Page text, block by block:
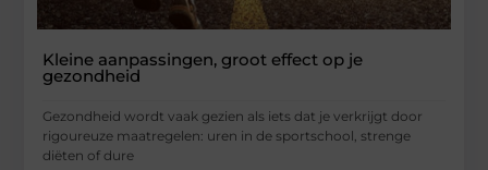
Kleine aanpassingen, groot effect op je
gezondheid
Gezondheid wordt vaak gezien als iets dat je verkrijgt door
rigoureuze maatregelen: uren in de sportschool, strenge
diëten of dure